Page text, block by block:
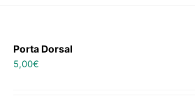
Porta Dorsal
5,00€